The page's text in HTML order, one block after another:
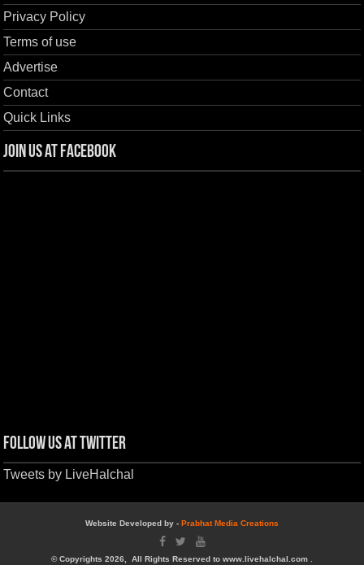
Privacy Policy
Terms of use
Advertise
Contact
Quick Links
Join us at Facebook
Follow us at Twitter
Tweets by LiveHalchal
Website Developed by - Prabhat Media Creations
© Copyrights 2026, All Rights Reserved to www.livehalchal.com .